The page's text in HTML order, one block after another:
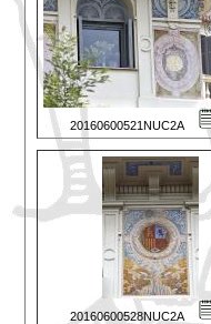
20160600521NUC2A
20160600528NUC2A